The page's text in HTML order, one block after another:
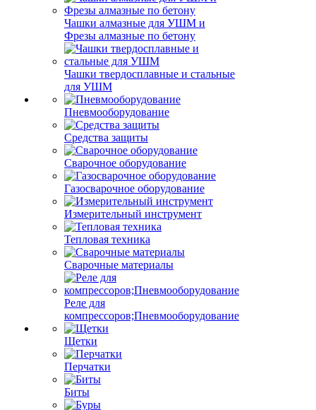
Чашки алмазные для УШМ и
Фрезы алмазные по бетону
Чашки твердосплавные и стальные
для УШМ
Пневмооборудование
Средства защиты
Сварочное оборудование
Газосварочное оборудование
Измерительный инструмент
Тепловая техника
Сварочные материалы
Реле для
компрессоров;Пневмооборудование
Щетки
Перчатки
Биты